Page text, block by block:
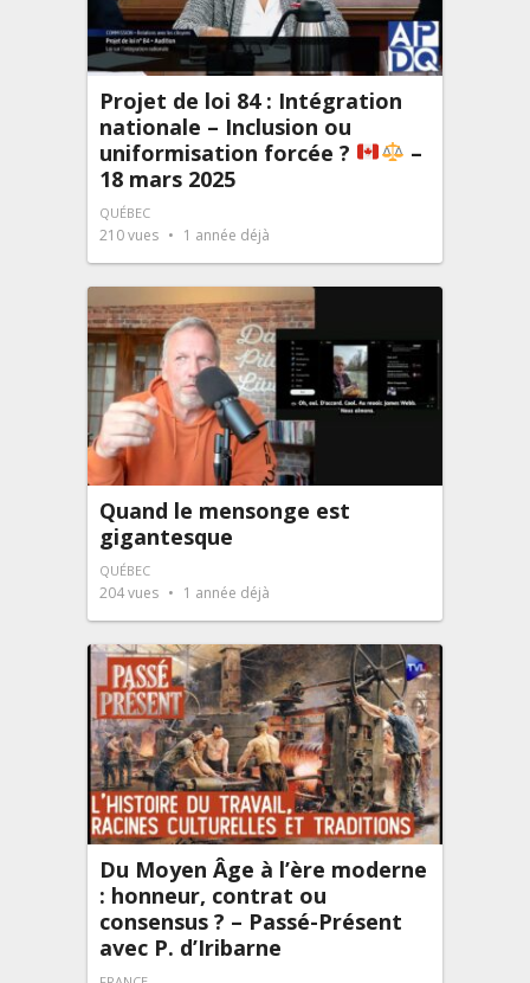
Projet de loi 84 : Intégration
nationale – Inclusion ou
uniformisation forcée ?
–
18 mars 2025
QUÉBEC
210vues 1 année déjà
Quand le mensonge est
gigantesque
QUÉBEC
204vues 1 année déjà
Du Moyen Âge à l’ère moderne
: honneur, contrat ou
consensus ? – Passé-Présent
avec P. d’Iribarne